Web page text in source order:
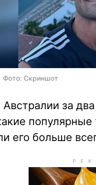
Фото: Скриншот
за
его больше